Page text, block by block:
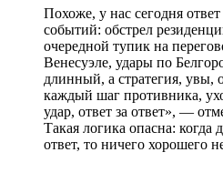
Похоже, у нас сегодня
событий: обстрел
очередной тупик на
Венесуэле, удары по
длинный, а стратегия, увы,
каждый шаг противника,
удар, ответ за ответ», —
Такая логика опасна: когда
ответ, то ничего хорошего